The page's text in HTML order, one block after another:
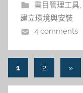
書目管理工具,
建立環境與安裝
4 comments
文
章
1 2
Next
»